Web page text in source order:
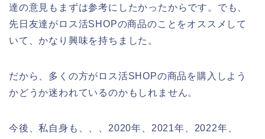
達の意見もまずは参考にしたかったからです。でも、
先日友達がロス活SHOPの商品のことをオススメして
いて、かなり興味を持ちました。
だから、多くの方がロス活SHOPの商品を購入しよう
かどうか迷われているのかもしれません。
今後、私自身も、、、2020年、2021年、2022年、